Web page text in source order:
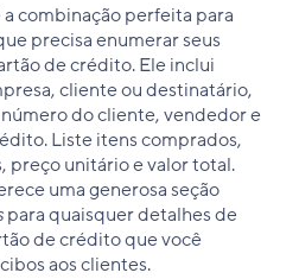
combinação perfeita para
precisa enumerar seus
de crédito. Ele inclui
cliente ou destinatário,
do cliente, vendedor e
Liste itens comprados,
preço unitário e valor total.
uma generosa seção
para quaisquer detalhes de
de crédito que você
aos clientes.